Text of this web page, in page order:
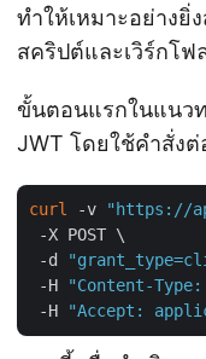
ทำให้เหมาะอย่างยิ่
สคริปต์และเวิร์กโ
ขั้นตอนแรกในแนวท
JWT โดยใช้คำสั่งต่
curl -v "https://
-X POST \
-d
-H
"Content-
-H
"Accept: